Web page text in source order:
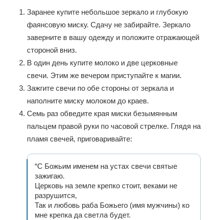
Заранее купите небольшое зеркало и глубокую
фаянсовую миску. Сдачу не забирайте. Зеркало
заверните в вашу одежду и положите отражающей
стороной вниз.
В один день купите молоко и две церковные
свечи. Этим же вечером приступайте к магии.
Зажгите свечи по обе стороны от зеркала и
наполните миску молоком до краев.
Семь раз обведите края миски безымянным
пальцем правой руки по часовой стрелке. Глядя на
пламя свечей, приговаривайте:
“С Божьим именем на устах свечи святые
зажигаю.
Церковь на земле крепко стоит, веками не
разрушится,
Так и любовь раба Божьего (имя мужчины) ко
мне крепка да светла будет.